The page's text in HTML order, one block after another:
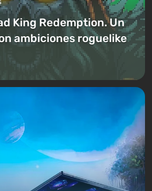
King Redemption. Un
ambiciones roguelike